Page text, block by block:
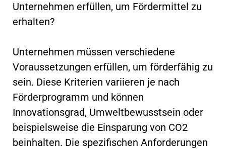
Unternehmen erfüllen, um Fördermittel zu
erhalten?
Unternehmen müssen verschiedene
Voraussetzungen erfüllen, um förderfähig zu
sein. Diese Kriterien variieren je nach
Förderprogramm und können
Innovationsgrad, Umweltbewusstsein oder
beispielsweise die Einsparung von CO2
beinhalten. Die spezifischen Anforderungen